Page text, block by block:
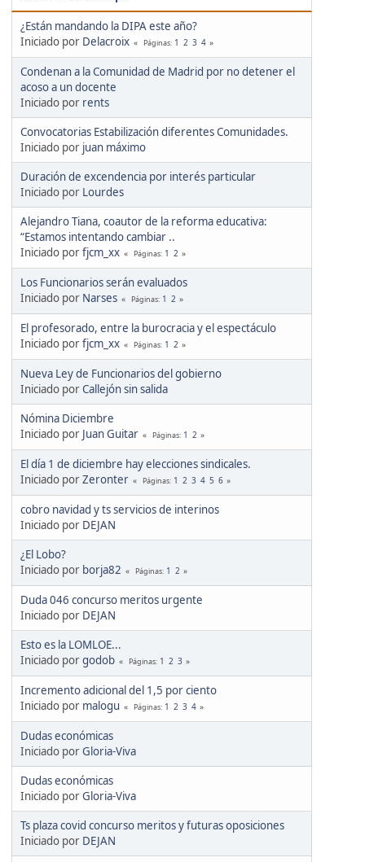
¿Están mandando la DIPA este año?
Iniciado por Delacroix Páginas 1 2 3 4
Condenan a la Comunidad de Madrid por no detener el
acoso a un docente
Iniciado por rents
Convocatorias Estabilización diferentes Comunidades.
Iniciado por juan máximo
Duración de excendencia por interés particular
Iniciado por Lourdes
Alejandro Tiana, coautor de la reforma educativa:
“Estamos intentando cambiar ..
Iniciado porfjcm_xx Páginas 1 2
Los Funcionarios serán evaluados
Iniciado por Narses Páginas 1 2
El profesorado, entre la burocracia y el espectáculo
Iniciado porfjcm_xx Páginas 1 2
Nueva Ley de Funcionarios del gobierno
Iniciado porCallejón sin salida
Nómina Diciembre
Iniciado por Juan Guitar Páginas 1 2
El día 1 de diciembre hay elecciones sindicales.
Iniciado porZeronter Páginas 1 2 3 4 5 6
cobro navidad y ts servicios de interinos
Iniciado por DEJAN
¿El Lobo?
Iniciado por borja82 Páginas 1 2
Duda 046 concurso meritos urgente
Iniciado por DEJAN
Esto es la LOMLOE...
Iniciado porgodob Páginas 1 2 3
Incremento adicional del 1,5 por ciento
Iniciado por malogu Páginas 1 2 3 4
Dudas económicas
Iniciado porGloria-Viva
Dudas económicas
Iniciado porGloria-Viva
Ts plaza covid concurso meritos y futuras oposiciones
Iniciado por DEJAN